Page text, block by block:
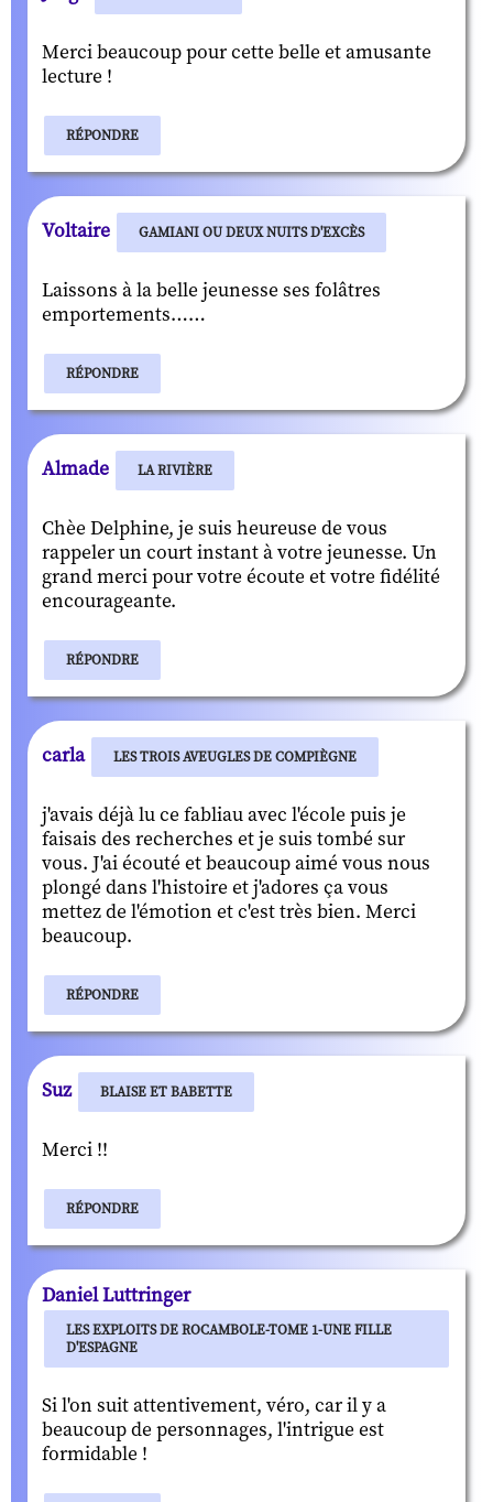
Merci beaucoup pour cette belle et amusante
lecture !
RÉPONDRE
Voltaire GAMIANI OU DEUX NUITS D'EXCÈS
Laissons à la belle jeunesse ses folâtres
emportements……
RÉPONDRE
Almade LA RIVIÈRE
Chèe Delphine, je suis heureuse de vous
rappeler un court instant à votre jeunesse. Un
grand merci pour votre écoute et votre fidélité
encourageante.
RÉPONDRE
carla LES TROIS AVEUGLES DE COMPIÈGNE
j'avais déjà lu ce fabliau avec l'école puis je
faisais des recherches et je suis tombé sur
vous. J'ai écouté et beaucoup aimé vous nous
plongé dans l'histoire et j'adores ça vous
mettez de l'émotion et c'est très bien. Merci
beaucoup.
RÉPONDRE
Suz BLAISE ET BABETTE
Merci !!
RÉPONDRE
Daniel Luttringer
LES EXPLOITS DE ROCAMBOLE-TOME 1-UNE FILLE
D'ESPAGNE
Si l'on suit attentivement, véro, car il y a
beaucoup de personnages, l'intrigue est
formidable !